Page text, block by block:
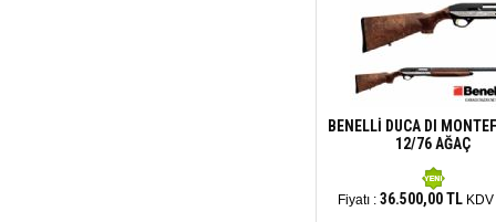
BENELLİ DUCA DI
12/76 AĞAÇ
Fiyatı : 36.500,00 TLKDV